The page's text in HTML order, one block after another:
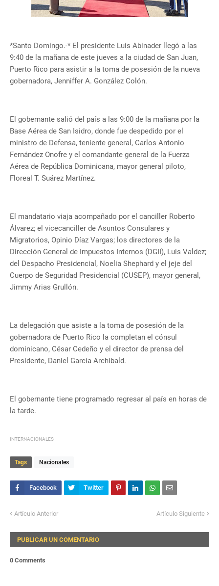
*Santo Domingo.-* El presidente Luis Abinader llegó a las
9:40 de la mañana de este jueves a la ciudad de San Juan,
Puerto Rico para asistir a la toma de posesión de la nueva
gobernadora, Jenniffer A. González Colón.
El gobernante salió del país a las 9:00 de la mañana por la
Base Aérea de San Isidro, donde fue despedido por el
ministro de Defensa, teniente general, Carlos Antonio
Fernández Onofre y el comandante general de la Fuerza
Aérea de República Dominicana, mayor general piloto,
Floreal T. Suárez Martínez.
El mandatario viaja acompañado por el canciller Roberto
Álvarez; el vicecanciller de Asuntos Consulares y
Migratorios, Opinio Díaz Vargas; los directores de la
Dirección General de Impuestos Internos (DGII), Luis Valdez;
del Despacho Presidencial, Noelia Shephard y el jeje del
Cuerpo de Seguridad Presidencial (CUSEP), mayor general,
Jimmy Arias Grullón.
La delegación que asiste a la toma de posesión de la
gobernadora de Puerto Rico la completan el cónsul
dominicano, César Cedeño y el director de prensa del
Presidente, Daniel García Archibald.
El gobernante tiene programado regresar al país en horas de
la tarde.
INTERNACIONALES
Tags Nacionales
Artículo Anterior Artículo Siguiente
PUBLICAR UN COMENTARIO
0 Comments